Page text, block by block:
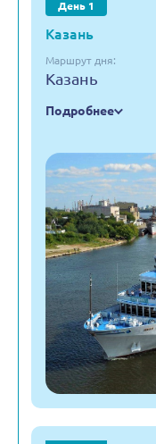
День 1
Казань
Маршрут дня:
Казань
Подробнее